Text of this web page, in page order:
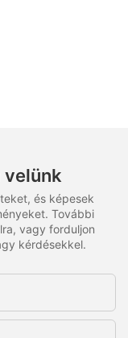
velünk
és képesek
További
vagy forduljon
kérdésekkel.